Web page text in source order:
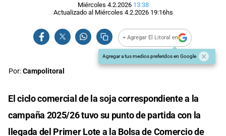
Miércoles 4.2.2026 13:38
Actualizado al Miércoles 4.2.2026 19:16hs
+ Agregar El Litoral en
Agregar a tus medios preferidos en Google
Por:Campolitoral
El ciclo comercial de la soja correspondiente a la
campaña 2025/26 tuvo su punto de partida con la
llegada del Primer Lote a la Bolsa de Comercio de